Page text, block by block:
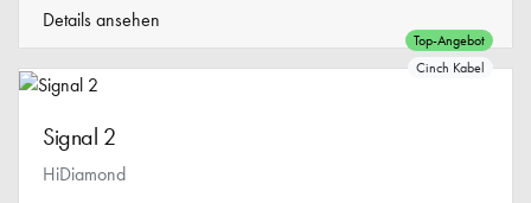
Details ansehen
Top-Angebot
Cinch Kabel
Signal 2
HiDiamond